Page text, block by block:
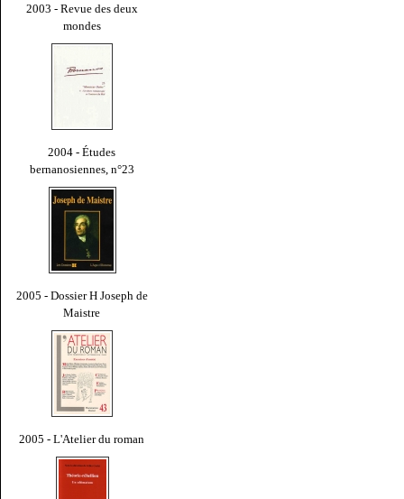
2003 - Revue des deux
mondes
2004 - Études
bernanosiennes, n°23
2005 - Dossier H Joseph de
Maistre
2005 - L'Atelier du roman